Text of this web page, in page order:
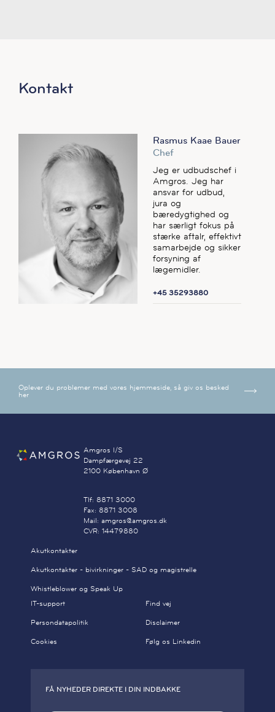
Kontakt
Rasmus Kaae Bauer
Chef
Jeg er udbudschef i
Amgros. Jeg har
ansvar for udbud,
jura og
bæredygtighed og
har særligt fokus på
stærke aftalr, effektivt
samarbejde og sikker
forsyning af
lægemidler.
+45 35293880
Oplever du problemer med vores hjemmeside, så giv os besked
her
Amgros I/S
Dampfærgevej 22
2100 København Ø
Tlf: 8871 3000
Fax: 8871 3008
Mail: amgros@amgros.dk
CVR: 14479880
Akutkontakter
Akutkontakter - bivirkninger - SAD og magistrelle
Whistleblower og Speak Up
IT-support
Persondatapolitik
Cookies
Find vej
Disclaimer
Følg os Linkedin
FÅ NYHEDER DIREKTE I DIN INDBAKKE